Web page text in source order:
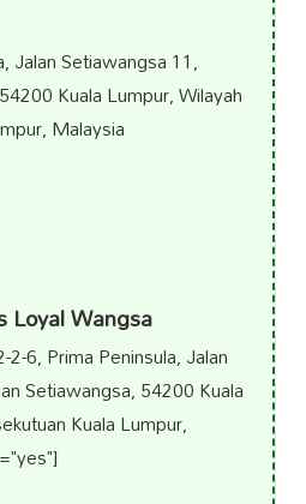
Jalan Setiawangsa 11,
Kuala Lumpur, Wilayah
Malaysia
Loyal Wangsa
6, Prima Peninsula, Jalan
Setiawangsa, 54200 Kuala
Kuala Lumpur,